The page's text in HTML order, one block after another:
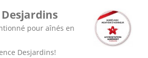
Desjardins
pour aînés en
Desjardins!